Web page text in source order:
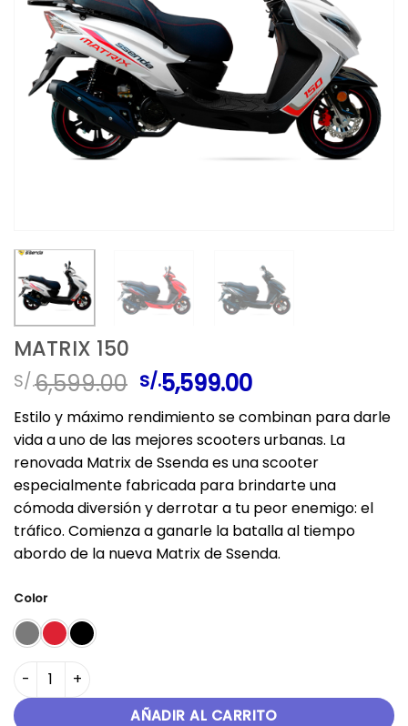
MATRIX 150
S/.6,599.00 El
precio
original
era:
S/.6,599.00.
S/.5,599.00El
precio
actual
es:
S/.5,599.00.
Estilo y máximo rendimiento se combinan para darle
vida a uno de las mejores scooters urbanas. La
renovada Matrix de Ssenda es una scooter
especialmente fabricada para brindarte una
cómoda diversión y derrotar a tu peor enemigo: el
tráfico. Comienza a ganarle la batalla al tiempo
abordo de la nueva Matrix de Ssenda.
Color
MATRIX 150 cantidad
AÑADIR AL CARRITO